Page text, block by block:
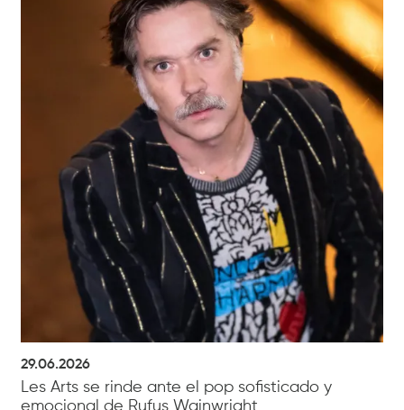
29.06.2026
Les Arts se rinde ante el pop sofisticado y